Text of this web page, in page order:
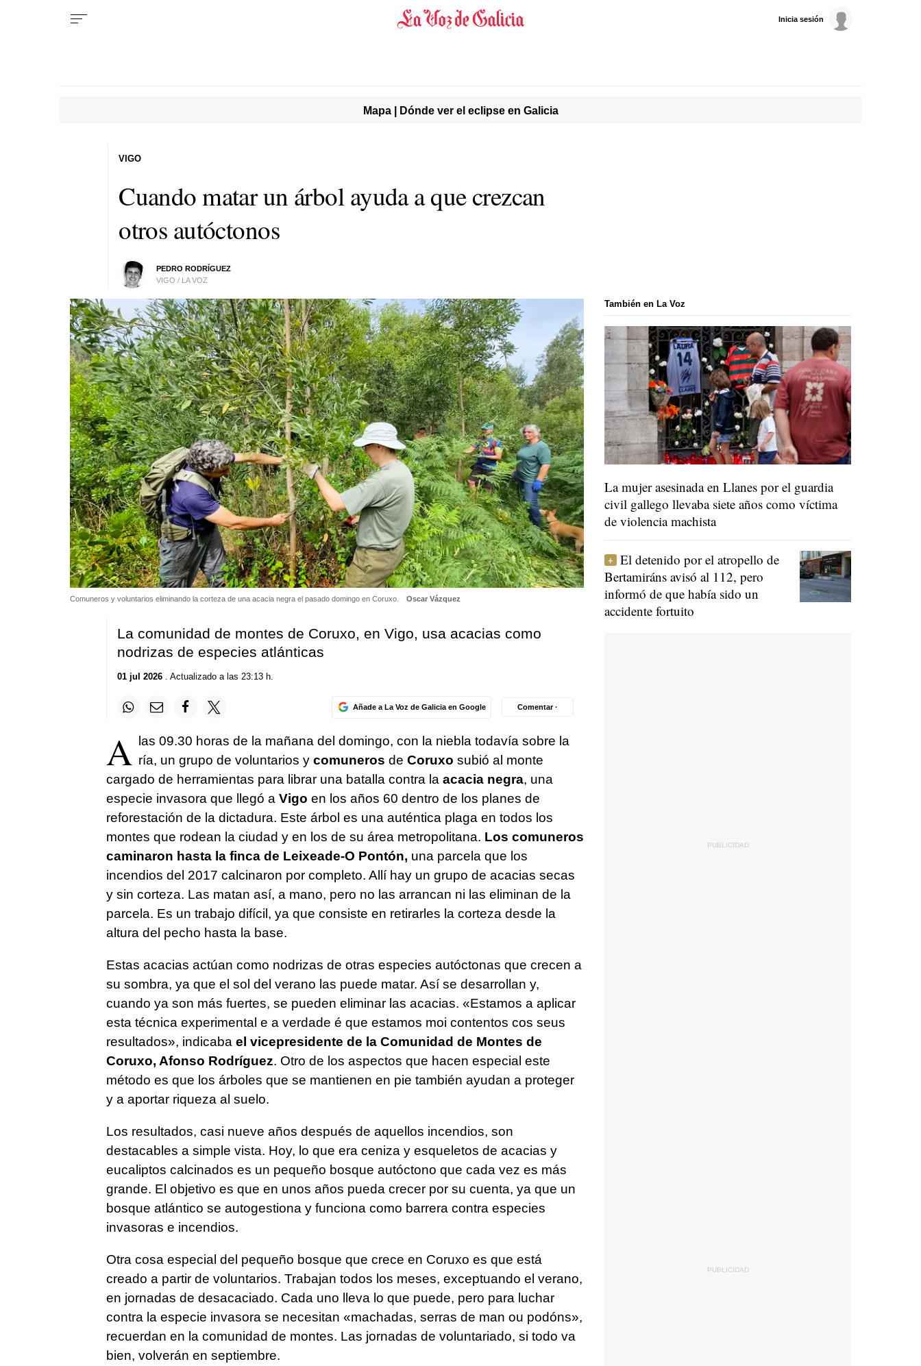
Inicia sesión
Mapa | Dónde ver el eclipse en Galicia
Cuando matar un árbol ayuda a que crezcan
otros autóctonos
PEDRO RODRÍGUEZ
VIGO / LA VOZ
VIGO
Comuneros y voluntarios eliminando la corteza de una acacia negra el pasado domingo en Coruxo. Oscar Vázquez
La comunidad de montes de Coruxo, en Vigo, usa acacias como
nodrizas de especies atlánticas
01 jul 2026. Actualizado a las 23:13 h.
Añade a La Voz de Galicia en Google Comentar ·
A
las 09.30 horas de la mañana del domingo, con la niebla todavía sobre la
ría, un grupo de voluntarios y comuneros de Coruxo subió al monte
cargado de herramientas para librar una batalla contra la acacia negra, una
especie invasora que llegó aVigo en los años 60 dentro de los planes de
reforestación de la dictadura. Este árbol es una auténtica plaga en todos los
montes que rodean la ciudad y en los de su área metropolitana. Los comuneros
caminaron hasta la finca de Leixeade-O Pontón, una parcela que los
incendios del 2017 calcinaron por completo. Allí hay un grupo de acacias secas
y sin corteza. Las matan así, a mano, pero no las arrancan ni las eliminan de la
parcela. Es un trabajo difícil, ya que consiste en retirarles la corteza desde la
altura del pecho hasta la base.
Estas acacias actúan como nodrizas de otras especies autóctonas que crecen a
su sombra, ya que el sol del verano las puede matar. Así se desarrollan y,
cuando ya son más fuertes, se pueden eliminar las acacias. «Estamos a aplicar
esta técnica experimental e a verdade é que estamos moi contentos cos seus
resultados», indicabael vicepresidente de la Comunidad de Montes de
Coruxo, Afonso Rodríguez. Otro de los aspectos que hacen especial este
método es que los árboles que se mantienen en pie también ayudan a proteger
y a aportar riqueza al suelo.
Los resultados, casi nueve años después de aquellos incendios, son
destacables a simple vista. Hoy, lo que era ceniza y esqueletos de acacias y
eucaliptos calcinados es un pequeño bosque autóctono que cada vez es más
grande. El objetivo es que en unos años pueda crecer por su cuenta, ya que un
bosque atlántico se autogestiona y funciona como barrera contra especies
invasoras e incendios.
Otra cosa especial del pequeño bosque que crece en Coruxo es que está
creado a partir de voluntarios. Trabajan todos los meses, exceptuando el verano,
en jornadas de desacaciado. Cada uno lleva lo que puede, pero para luchar
contra la especie invasora se necesitan «machadas, serras de man ou podóns»,
recuerdan en la comunidad de montes. Las jornadas de voluntariado, si todo va
bien, volverán en septiembre.
También en La Voz
La mujer asesinada en Llanes por el guardia
civil gallego llevaba siete años como víctima
de violencia machista
El detenido por el atropello de
Bertamiráns avisó al 112, pero
informó de que había sido un
accidente fortuito